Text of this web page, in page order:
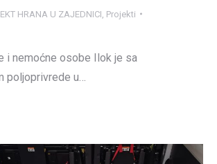
HRANA U ZAJEDNICI Projekti
i nemoćne osobe Ilok je sa
u…